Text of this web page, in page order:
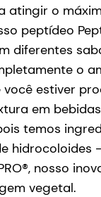
atingir o
peptídeo
diferentes
o
você estiver
em
temos
hidrocoloides
nosso
vegetal.